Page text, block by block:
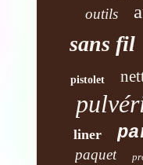
outils
sans fil
pistolet
liner
paquet